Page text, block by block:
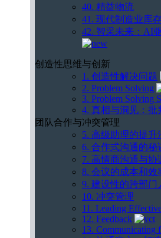
40. 精益物流
41. 现代制造业库
42. 智采未来：AI
创造性思维与创新
1. 创造性解决问题
2. Problem Solving
3. Problem Solving
4. 真相与洞见：
团队合作与冲突管理
5. 高级助理的提升
6. 合作式沟通的秘
7. 高情商沟通与协
8. 会议的成本和效
9. 建设性的跨部
10. 冲突管理
11. Leading
12. Feedback
13. Communicating